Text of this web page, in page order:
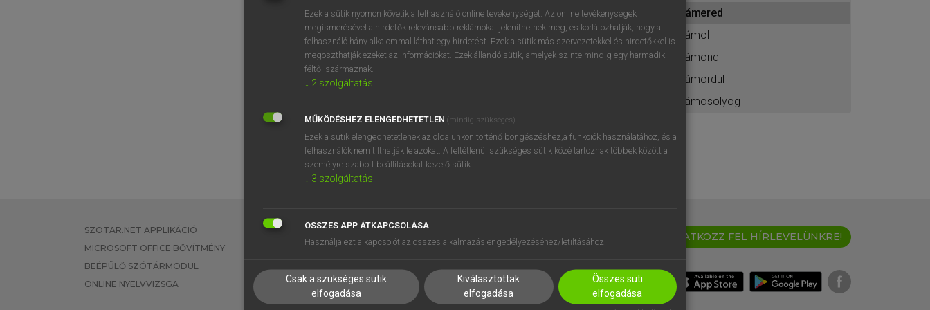
BELÉPÉS
próbaverziójának elindításához
regisztrálok ésbelépek.
REGISZTRÁCIÓ
rámered
rámol
rámond
rámordul
rámosolyog
SZOTAR.NET APPLIKÁCIÓ
MICROSOFT OFFICE BŐVÍTMÉNY
BEÉPÜLŐ SZÓTÁRMODUL
ONLINE NYELVVIZSGA
EGYÉNI FELHASZNÁLÓKNAK
TANULÓKNAK
VÁLLALATI MEGOLDÁSOK
SÚGÓ
RÓLUNK
SÜTI BEÁLLÍTÁSOK
IRATKOZZ FEL HÍRLEVELÜNKRE!
Ezek a sütik nyomon követik a felhasználó online tevékenységét. Az online tevékenységek
megismerésével a hirdetők relevánsabb reklámokat jeleníthetnek meg, és korlátozhatják, hogy a
felhasználó hány alkalommal láthat egy hirdetést. Ezek a sütik más szervezetekkel és hirdetőkkel is
megoszthatják ezeket az információkat. Ezek állandó sütik, amelyek szinte mindig egy harmadik
féltől származnak.
↓ 2 szolgáltatás
MŰKÖDÉSHEZ ELENGEDHETETLEN (mindig szükséges)
Ezek a sütik elengedhetetlenek az oldalunkon történő böngészéshez,a funkciók használatához, és a
felhasználók nem tilthatják le azokat. A feltétlenül szükséges sütik közé tartoznak többek között a
személyre szabott beállításokat kezelő sütik.
↓ 3 szolgáltatás
ÖSSZES APP ÁTKAPCSOLÁSA
Használja ezt a kapcsolót az összes alkalmazás engedélyezéséhez/letiltásához.
Csak a szükséges sütik
elfogadása
Kiválasztottak
elfogadása
Összes süti
elfogadása